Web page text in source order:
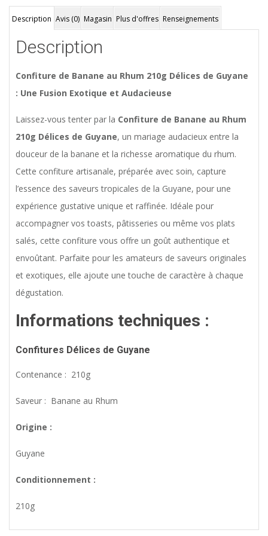
Description Avis (0) Magasin Plus d'offres Renseignements
Description
Confiture de Banane au Rhum 210g Délices de Guyane
: Une Fusion Exotique et Audacieuse
Laissez-vous tenter par la Confiture de Banane au Rhum
210g Délices de Guyane, un mariage audacieux entre la
douceur de la banane et la richesse aromatique du rhum.
Cette confiture artisanale, préparée avec soin, capture
l’essence des saveurs tropicales de la Guyane, pour une
expérience gustative unique et raffinée. Idéale pour
accompagner vos toasts, pâtisseries ou même vos plats
salés, cette confiture vous offre un goût authentique et
envoûtant. Parfaite pour les amateurs de saveurs originales
et exotiques, elle ajoute une touche de caractère à chaque
dégustation.
Informations techniques :
Confitures Délices de Guyane
Contenance : 210g
Saveur : Banane au Rhum
Origine :
Guyane
Conditionnement :
210g